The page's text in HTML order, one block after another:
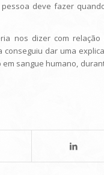
deve fazer
nos dizer com
conseguiu dar uma
sangue humano,